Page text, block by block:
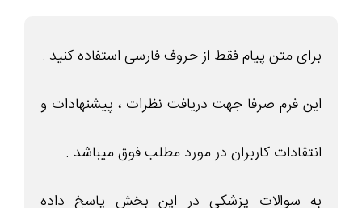
برای متن پیام فقط از حروف فارسی استفاده کنید .
این فرم صرفا جهت دریافت نظرات ، پیشنهادات و
انتقادات کاربران در مورد مطلب فوق میباشد .
به سوالات پزشکی در این بخش پاسخ داده